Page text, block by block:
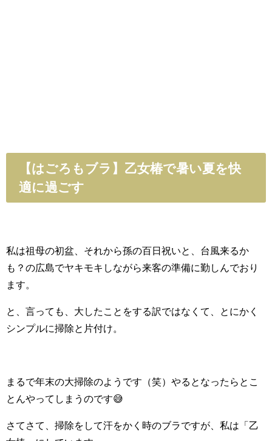
【はごろもブラ】乙女椿で暑い夏を快
適に過ごす
私は祖母の初盆、それから孫の百日祝いと、台風来るか
も？の広島でヤキモキしながら来客の準備に勤しんでおり
ます。
と、言っても、大したことをする訳ではなくて、とにかく
シンプルに掃除と片付け。
まるで年末の大掃除のようです（笑）やるとなったらとこ
とんやってしまうのです😅
さてさて、掃除をして汗をかく時のブラですが、私は「乙